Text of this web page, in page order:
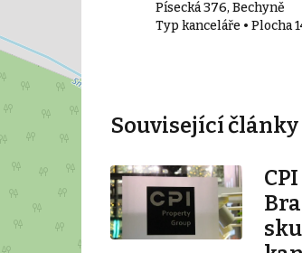
m²
Písecká 376, Bechyně
Typ kanceláře • Plocha
Související články